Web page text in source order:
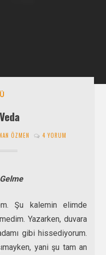
ÖZMEN 4 YORUM
Şu kalemin elimde
Yazarken, duvara
gibi hissediyorum.
yani şu tam an